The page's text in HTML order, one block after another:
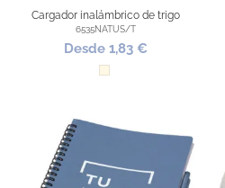
Cargador inalámbrico de trigo
6535NATUS/T
Desde 1,83 €
Natural